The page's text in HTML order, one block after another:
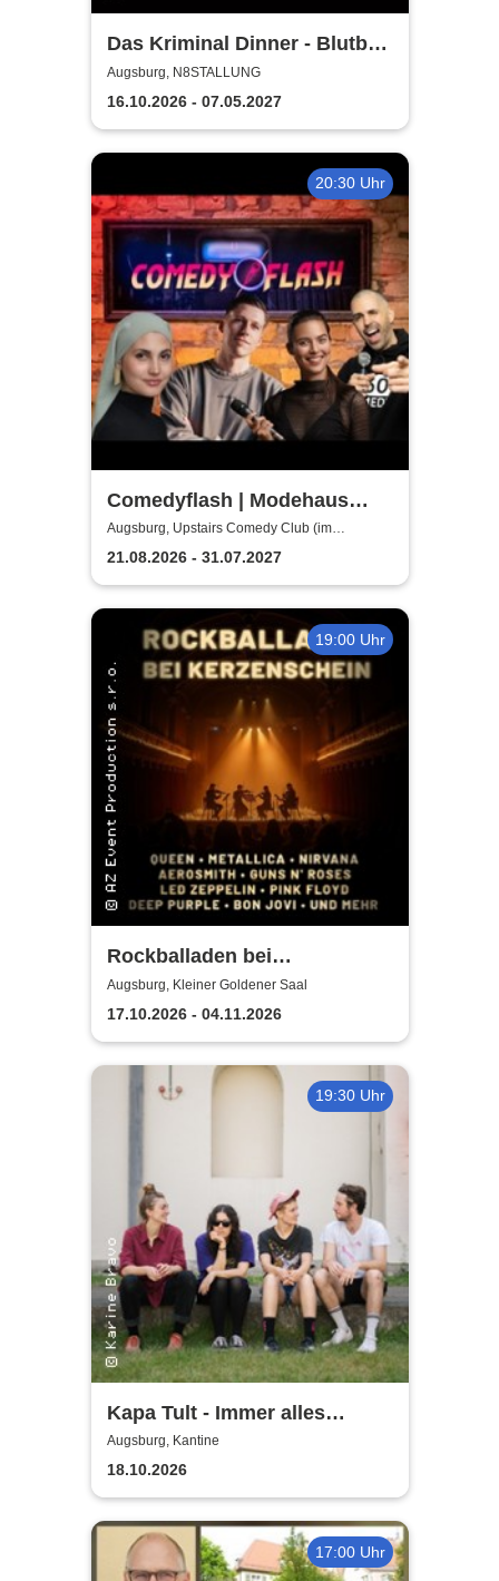
Das Kriminal Dinner - Blutbad
im Gemeinderat
Augsburg, N8STALLUNG
16.10.2026 - 07.05.2027
20:30 Uhr
Comedyflash | Modehaus
JUNG
Augsburg, Upstairs Comedy Club (im
Modehaus JUNG - 4.Etage/Penthouse)
21.08.2026 - 31.07.2027
19:00 Uhr
Rockballaden bei
Kerzenschein
Augsburg, Kleiner Goldener Saal
17.10.2026 - 04.11.2026
19:30 Uhr
Kapa Tult - Immer alles
gleichzeitig-Tour 2026
Augsburg, Kantine
18.10.2026
17:00 Uhr